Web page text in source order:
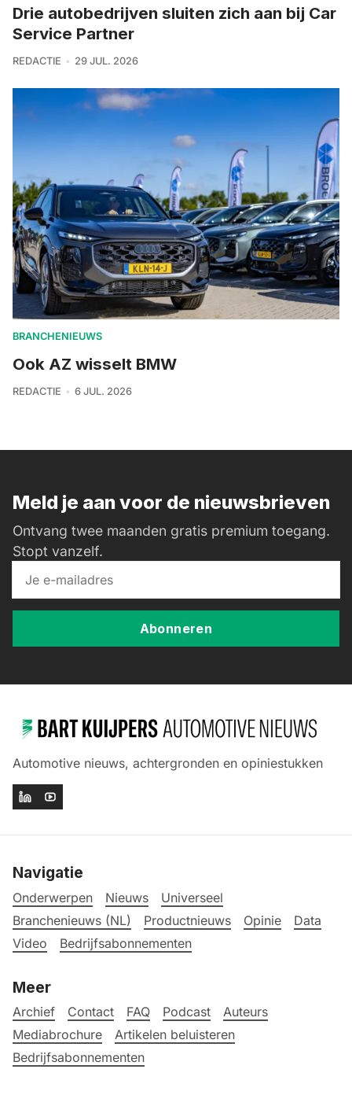
Drie autobedrijven sluiten zich aan bij Car
Service Partner
REDACTIE 29 JUL. 2026
BRANCHENIEUWS
Ook AZ wisselt BMW
REDACTIE 6 JUL. 2026
Meld je aan voor de nieuwsbrieven
Ontvang twee maanden gratis premium toegang.
Stopt vanzelf.
Abonneren
Automotive nieuws, achtergronden en opiniestukken
Navigatie
Onderwerpen Nieuws
Universeel
Branchenieuws (NL)
Productnieuws Opinie
Data
Video
Bedrijfsabonnementen
Meer
Archief Contact FAQ Podcast
Auteurs
Mediabrochure
Artikelen beluisteren
Bedrijfsabonnementen